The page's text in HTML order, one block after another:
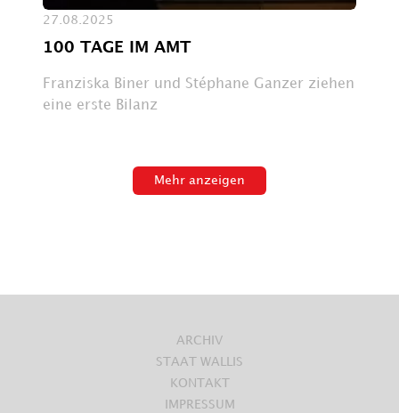
27.08.2025
100 TAGE IM AMT
Franziska Biner und Stéphane Ganzer ziehen
eine erste Bilanz
Mehr anzeigen
ARCHIV
STAAT WALLIS
KONTAKT
IMPRESSUM